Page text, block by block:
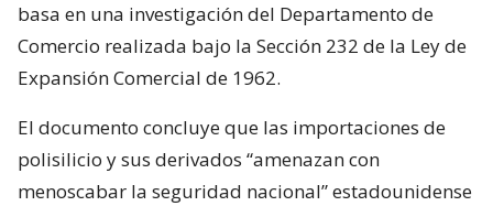
basa en una investigación del Departamento de
Comercio realizada bajo la Sección 232 de la Ley de
Expansión Comercial de 1962.
El documento concluye que las importaciones de
polisilicio y sus derivados “amenazan con
menoscabar la seguridad nacional” estadounidense